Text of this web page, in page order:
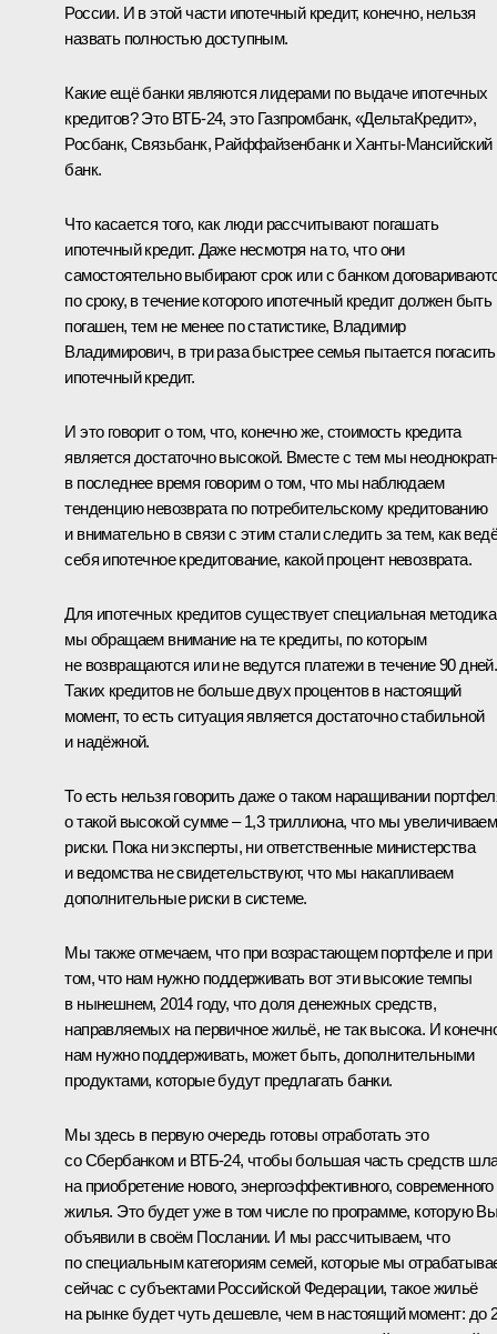
России. И в этой части ипотечный кредит, конечно, нельзя
назвать полностью доступным.
Какие ещё банки являются лидерами по выдаче ипотечных
кредитов? Это ВТБ-24, это Газпромбанк, «ДельтаКредит»,
Росбанк, Связьбанк, Райффайзенбанк и Ханты-Мансийский
банк.
Что касается того, как люди рассчитывают погашать
ипотечный кредит. Даже несмотря на то, что они
самостоятельно выбирают срок или с банком
по сроку, в течение которого ипотечный кредит должен быть
погашен, тем не менее по статистике, Владимир
Владимирович, в три раза быстрее семья пытается погасить
ипотечный кредит.
И это говорит о том, что, конечно же, стоимость кредита
является достаточно высокой. Вместе с тем мы
в последнее время говорим о том, что мы наблюдаем
тенденцию невозврата по потребительскому кредитованию
и внимательно в связи с этим стали следить за тем, как
себя ипотечное кредитование, какой процент невозврата.
Для ипотечных кредитов существует специальная
мы обращаем внимание на те кредиты, по которым
не возвращаются или не ведутся платежи в течение 90 дней.
Таких кредитов не больше двух процентов в настоящий
момент, то есть ситуация является достаточно стабильной
и надёжной.
То есть нельзя говорить даже о таком наращивании
о такой высокой сумме – 1,3 триллиона, что мы увеличиваем
риски. Пока ни эксперты, ни ответственные министерства
и ведомства не свидетельствуют, что мы накапливаем
дополнительные риски в системе.
Мы также отмечаем, что при возрастающем портфеле и при
том, что нам нужно поддерживать вот эти высокие темпы
в нынешнем, 2014 году, что доля денежных средств,
направляемых на первичное жильё, не так высока. И
нам нужно поддерживать, может быть, дополнительными
продуктами, которые будут предлагать банки.
Мы здесь в первую очередь готовы отработать это
со Сбербанком и ВТБ-24, чтобы большая часть средств
на приобретение нового, энергоэффективного, современного
жилья. Это будет уже в том числе по программе, которую
объявили в своём Послании. И мы рассчитываем, что
по специальным категориям семей, которые мы
сейчас с субъектами Российской Федерации, такое жильё
на рынке будет чуть дешевле, чем в настоящий момент: до